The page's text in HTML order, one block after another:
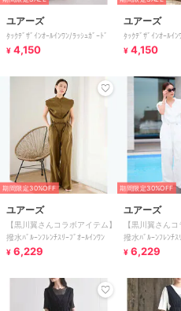
ユアーズ
ﾀｯｸﾃﾞｻﾞｲﾝｵｰﾙｲﾝﾜﾝ/ﾗｯｼｭｶﾞｰﾄﾞ
¥ 4,150
ユアーズ
ﾀｯｸﾃﾞｻﾞｲﾝｵｰﾙｲﾝ
¥ 4,150
期間限定30%OFF
ユアーズ
【黒川翼さんコラボアイテム】
撥水ﾊﾞﾙｰﾝﾌﾚﾝﾁｽﾘｰﾌﾞｵｰﾙｲﾝﾜﾝ
¥ 6,229
期間限定30%OFF
ユアーズ
【黒川翼さん
撥水ﾊﾞﾙｰﾝﾌﾚﾝﾁｽ
¥ 6,229